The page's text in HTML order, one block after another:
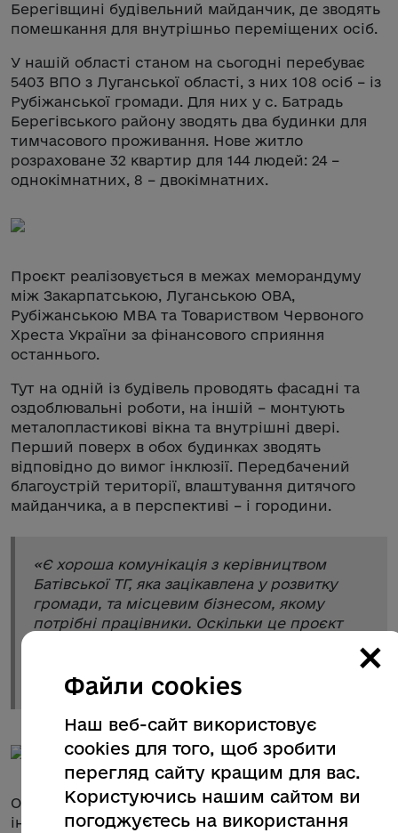
Берегівщині будівельний майданчик, де зводять
помешкання для внутрішньо переміщених осіб.
У нашій області станом на сьогодні перебуває
5403 ВПО з Луганської області, з них 108 осіб – із
Рубіжанської громади. Для них у с. Батрадь
Берегівського району зводять два будинки для
тимчасового проживання. Нове житло
розраховане 32 квартир для 144 людей: 24 –
однокімнатних, 8 – двокімнатних.
Проєкт реалізовується в межах меморандуму
між Закарпатською, Луганською ОВА,
Рубіжанською МВА та Товариством Червоного
Хреста України за фінансового сприяння
останнього.
Тут на одній із будівель проводять фасадні та
оздоблювальні роботи, на іншій – монтують
металопластикові вікна та внутрішні двері.
Перший поверх в обох будинках зводять
відповідно до вимог інклюзії. Передбачений
благоустрій території, влаштування дитячого
майданчика, а в перспективі – і городини.
«Є хороша комунікація з керівництвом
Батівської ТГ, яка зацікавлена у розвитку
громади, та місцевим бізнесом, якому
потрібні працівники. Оскільки це проєкт
– зазначив Мирослав Білецький.
Обласна та місцева влада сприяють реалізації
ініціатив щодо підтримки внутрішньо
×
Файли cookies
Наш веб-сайт використовує
cookies для того, щоб зробити
перегляд сайту кращим для вас.
Користуючись нашим сайтом ви
погоджуєтесь на використання